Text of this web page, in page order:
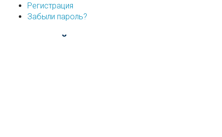
Регистрация
Забыли пароль?
...или войдите используя